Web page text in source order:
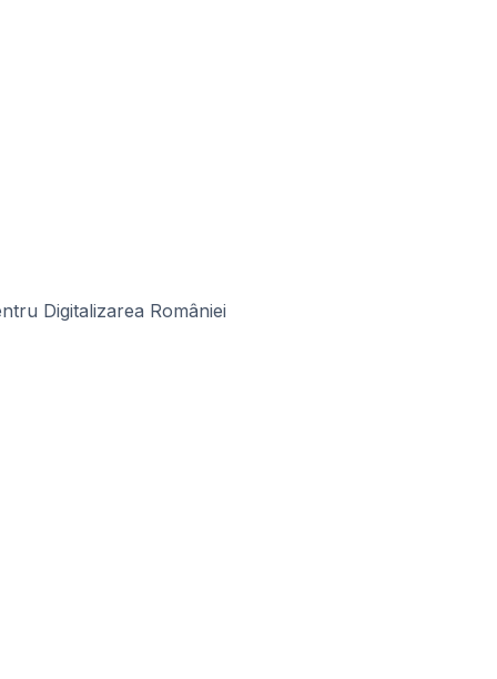
Digitalizarea României